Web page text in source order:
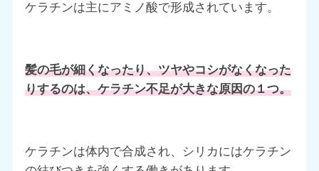
ケラチンは主にアミノ酸で形成されています。
髪の毛が細くなったり、ツヤやコシがなくなった
りするのは、ケラチン不足が大きな原因の１つ。
ケラチンは体内で合成され、シリカにはケラチン